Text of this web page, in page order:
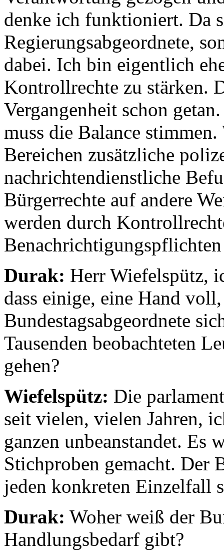
denke ich funktioniert. Da
Regierungsabgeordnete,
dabei. Ich bin eigentlich
Kontrollrechte zu stärken.
Vergangenheit schon
muss die Balance
Bereichen zusätzliche
nachrichtendienstliche
Bürgerrechte auf andere
werden durch
Durak: Herr Wiefelspütz,
dass einige, eine Hand
Bundestagsabgeordnete
Tausenden beobachteten
gehen?
Wiefelspütz: Die
seit vielen, vielen Jahren,
ganzen unbeanstandet. Es
Stichproben gemacht. Der
jeden konkreten Einzelfall
Durak: Woher weiß der
Handlungsbedarf gibt?